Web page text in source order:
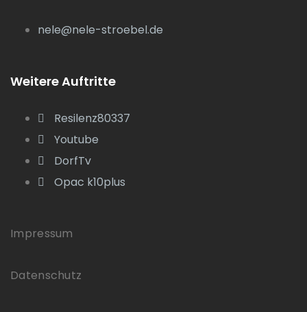
nele@nele-stroebel.de
Weitere Auftritte
Resilenz80337
Youtube
DorfTv
Opac k10plus
Impressum
Datenschutz